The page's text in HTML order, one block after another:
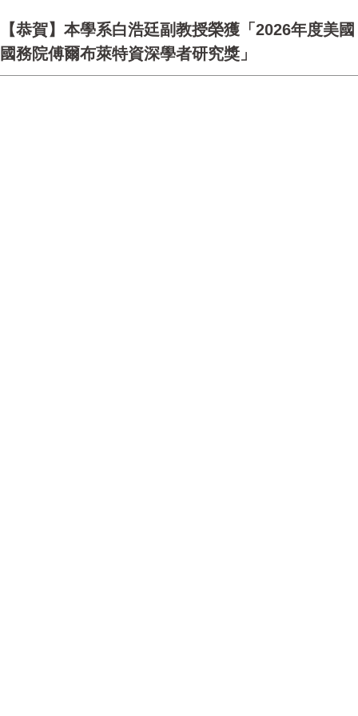
【恭賀】本學系白浩廷副教授榮獲「2026年度美國
國務院傅爾布萊特資深學者研究獎」